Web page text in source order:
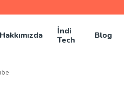
Hakkımızda
İndi
Tech
Blog